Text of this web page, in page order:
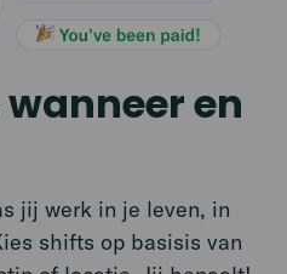
en
jij werk in je leven, in
shifts op basisis van